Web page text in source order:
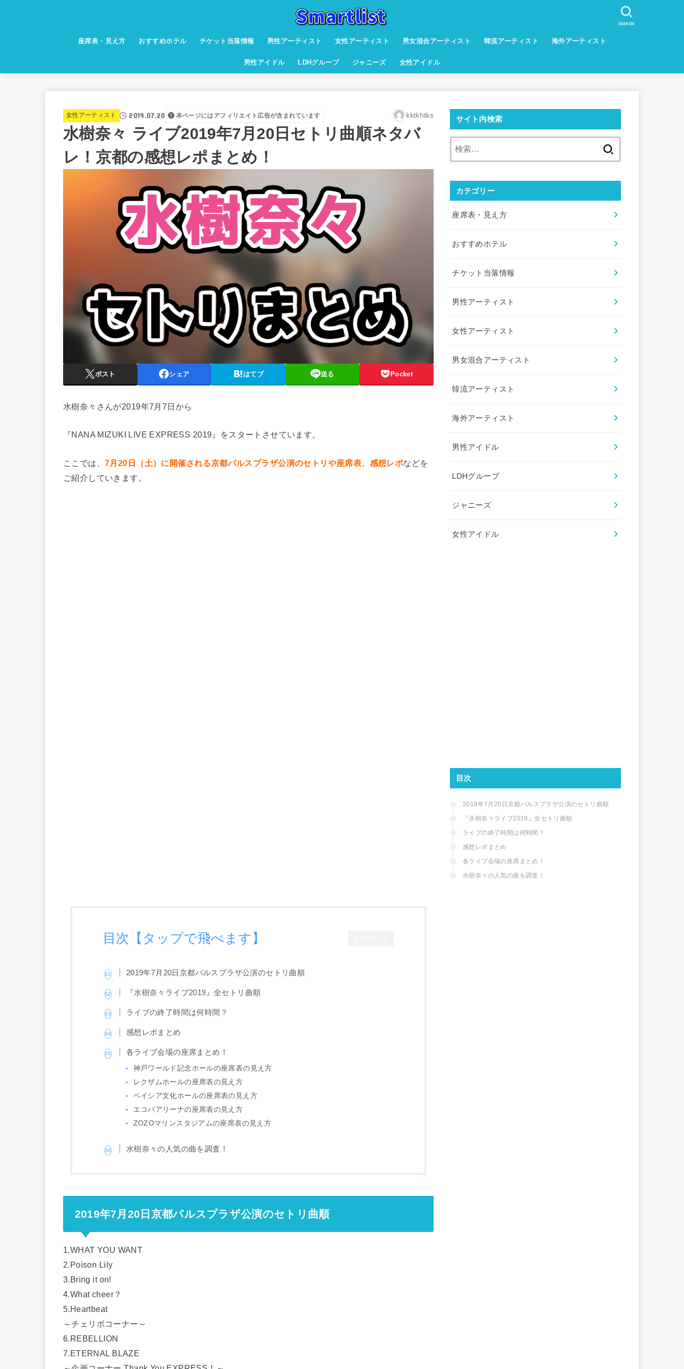
座席表・見え方 おすすめホテル チケット当落情報 男性アーティスト 女性アーティスト 男女混合アーティスト 韓流アーティスト 海外アーティスト
男性アイドル LDHグループ ジャニーズ 女性アイドル
SEARCH
女性アーティスト 2019.07.20 本ページにはアフィリエイト広告が含まれています kktkhtks
水樹奈々 ライブ2019年7月20日セトリ曲順ネタバ
レ！京都の感想レポまとめ！
ポスト シェア はてブ 送る Pocket
水樹奈々さんが2019年7月7日から
『NANA MIZUKI LIVE EXPRESS 2019』をスタートさせています。
ここでは、7月20日（土）に開催される京都パルスプラザ公演のセトリや座席表、感想レポなどを
ご紹介していきます。
目次【タップで飛べます】
2019年7月20日京都パルスプラザ公演のセトリ曲順
『水樹奈々ライブ2019』全セトリ曲順
ライブの終了時間は何時間？
感想レポまとめ
各ライブ会場の座席まとめ！
神戸ワールド記念ホールの座席表の見え方
レクザムホールの座席表の見え方
ベイシア文化ホールの座席表の見え方
エコパアリーナの座席表の見え方
ZOZOマリンスタジアムの座席表の見え方
水樹奈々の人気の曲を調査！
2019年7月20日京都パルスプラザ公演のセトリ曲順
1.WHAT YOU WANT
2.Poison Lily
3.Bring it on!
4.What cheer？
5.Heartbeat
～チェリボコーナー～
6.REBELLION
7.ETERNAL BLAZE
サイト内検索
カテゴリー
座席表・見え方
おすすめホテル
チケット当落情報
男性アーティスト
女性アーティスト
男女混合アーティスト
韓流アーティスト
海外アーティスト
男性アイドル
LDHグループ
ジャニーズ
女性アイドル
目次
2019年7月20日京都パルスプラザ公演のセトリ曲順
『水樹奈々ライブ2019』全セトリ曲順
ライブの終了時間は何時間？
感想レポまとめ
各ライブ会場の座席まとめ！
水樹奈々の人気の曲を調査！